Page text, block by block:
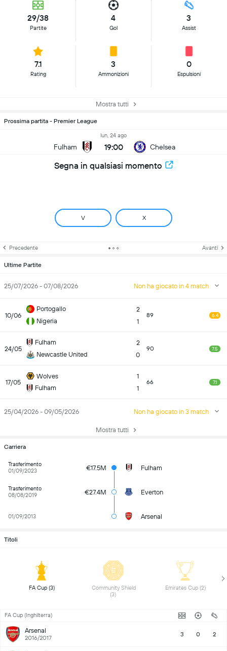
29/38
Partite
4
Gol
3
Assist
7.1
Rating
3
Ammonizioni
0
Espulsioni
Mostra tutti
Prossima partita - Premier League
Fulham
lun, 24 ago
19:00 Chelsea
Segna in qualsiasi momento
V X
Precedente Avanti
Ultime Partite
25/07/2026 - 07/08/2026 Non ha giocato in 4 match
10/06
Portogallo
Nigeria
2
1
89 6.4
24/05
Fulham
Newcastle United
2
0
90 7.5
17/05
Wolves
Fulham
1
1
66 7.1
25/04/2026 - 09/05/2026 Non ha giocato in 3 match
Mostra tutti
Carriera
Trasferimento
01/09/2023
€17.5M Fulham
Trasferimento
08/08/2019
€27.4M Everton
01/09/2013 Arsenal
Titoli
FA Cup (3)
Community Shield
(3)
Emirates Cup (2)
FA Cup (Inghilterra)
Arsenal
2016/2017 3 0 2